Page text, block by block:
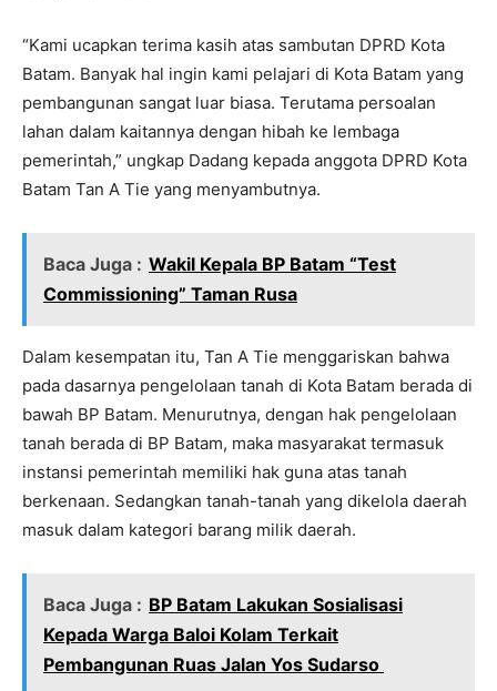
“Kami ucapkan terima kasih atas sambutan DPRD Kota
Batam. Banyak hal ingin kami pelajari di Kota Batam yang
pembangunan sangat luar biasa. Terutama persoalan
lahan dalam kaitannya dengan hibah ke lembaga
pemerintah,” ungkap Dadang kepada anggota DPRD Kota
Batam Tan A Tie yang menyambutnya.
Baca Juga : Wakil Kepala BP Batam “Test
Commissioning” Taman Rusa
Dalam kesempatan itu, Tan A Tie menggariskan bahwa
pada dasarnya pengelolaan tanah di Kota Batam berada di
bawah BP Batam. Menurutnya, dengan hak pengelolaan
tanah berada di BP Batam, maka masyarakat termasuk
instansi pemerintah memiliki hak guna atas tanah
berkenaan. Sedangkan tanah-tanah yang dikelola daerah
masuk dalam kategori barang milik daerah.
Baca Juga : BP Batam Lakukan Sosialisasi
Kepada Warga Baloi Kolam Terkait
Pembangunan Ruas Jalan Yos Sudarso